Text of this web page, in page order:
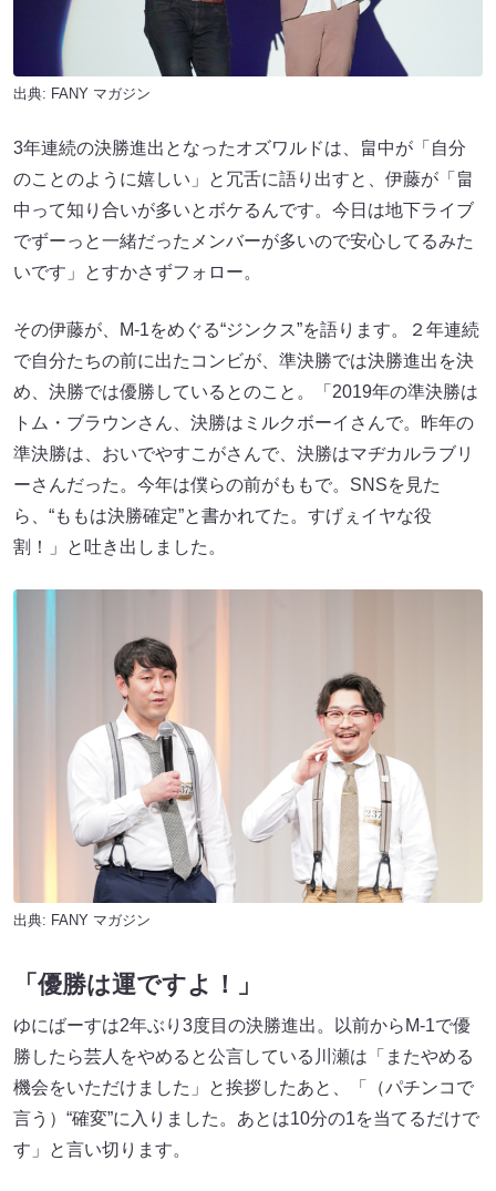
出典: FANY マガジン
3年連続の決勝進出となったオズワルドは、畠中が「自分
のことのように嬉しい」と冗舌に語り出すと、伊藤が「畠
中って知り合いが多いとボケるんです。今日は地下ライブ
でずーっと一緒だったメンバーが多いので安心してるみた
いです」とすかさずフォロー。
その伊藤が、M-1をめぐる“ジンクス”を語ります。２年連続
で自分たちの前に出たコンビが、準決勝では決勝進出を決
め、決勝では優勝しているとのこと。「2019年の準決勝は
トム・ブラウンさん、決勝はミルクボーイさんで。昨年の
準決勝は、おいでやすこがさんで、決勝はマヂカルラブリ
ーさんだった。今年は僕らの前がももで。SNSを見た
ら、“ももは決勝確定”と書かれてた。すげぇイヤな役
割！」と吐き出しました。
出典: FANY マガジン
「優勝は運ですよ！」
ゆにばーすは2年ぶり3度目の決勝進出。以前からM-1で優
勝したら芸人をやめると公言している川瀬は「またやめる
機会をいただけました」と挨拶したあと、「（パチンコで
言う）“確変”に入りました。あとは10分の1を当てるだけで
す」と言い切ります。